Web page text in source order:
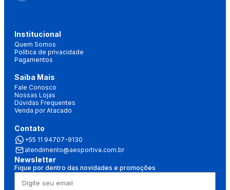
Institucional
Quem Somos
Política de privacidade
Pagamentos
Saiba Mais
Fale Conosco
Nossas Lojas
Dúvidas Frequentes
Venda por Atacado
Contato
+55 11 94707-9130
atendimento@aesportiva.com.br
Newsletter
Fique por dentro das novidades e promoções